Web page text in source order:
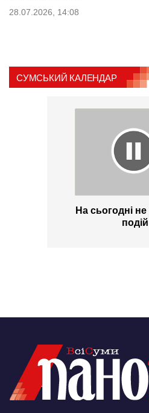
28.07.2026, 14:08
СУМСЬКИЙ КАЛЕНДАР
На сьогодні
подій